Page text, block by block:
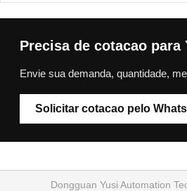
Precisa de cotacao para
Envie sua demanda, quantidade,
Solicitar cotacao pelo
Dongguan Yusi Automation